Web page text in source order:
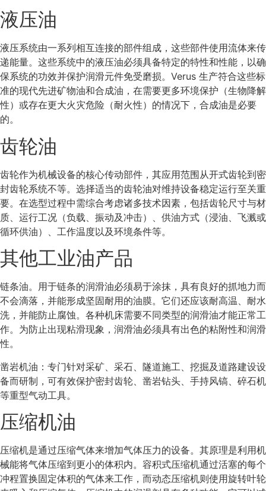
液压油
液压系统由一系列相互连接的部件组成，这些部件使用流体来传
递能量。这些系统中的液压油必须具备特定的特性和性能，以确
保系统的功效并保护润滑元件免受磨损。Verus 生产符合这些标
准的现代先进矿物油和合成油，在需要更多环境保护（生物降解
性）或存在更大火灾危险（耐火性）的情况下，合成油是必要
的。
齿轮油
齿轮作为机械设备的核心传动部件，其应用范围从开式齿轮到密
封齿轮系统不等。选择适当的齿轮油对维持设备稳定运行至关重
要。在选型过程中需综合考虑诸多技术因素，包括齿轮尺寸与材
质、运行工况（负载、振动及冲击）、供油方式（浸油、飞溅或
循环供油）、工作温度以及环境条件等。
其他工业油产品
链条油。用于链条的润滑油必须易于涂抹，具有良好的抓地力而
不会滴落，并能形成坚固耐用的油膜。它们还应该耐高温、耐水
洗，并能防止腐蚀。各种机床需要不同类型的润滑油才能正常工
作。为防止出现粘滑现象，润滑油必须具有出色的粘附性和润滑
性。
凿岩机油：专门针对采矿、采石、隧道施工、挖掘及道路建设设
备而研制，可有效保护密封齿轮、凿岩钻头、手持风镐、碎石机
等重型气动工具。
压缩机油
压缩机是通过压缩气体来增加气体压力的设备。其原理是利用机
械能将气体压缩到更小的体积内。容积式压缩机通过活塞的每个
冲程置换固定体积的气体来工作，而动态压缩机则使用旋转叶轮